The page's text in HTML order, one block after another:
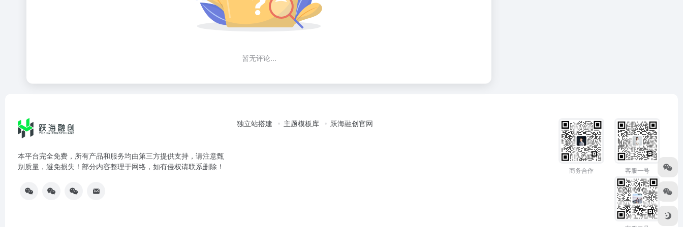
暂无评论...
本平台完全免费，所有产品和服务均由第三方提供支持，请注意甄
别质量，避免损失！部分内容整理于网络，如有侵权请联系删除！
独立站搭建 主题模板库 跃海融创官网
商务合作 客服一号